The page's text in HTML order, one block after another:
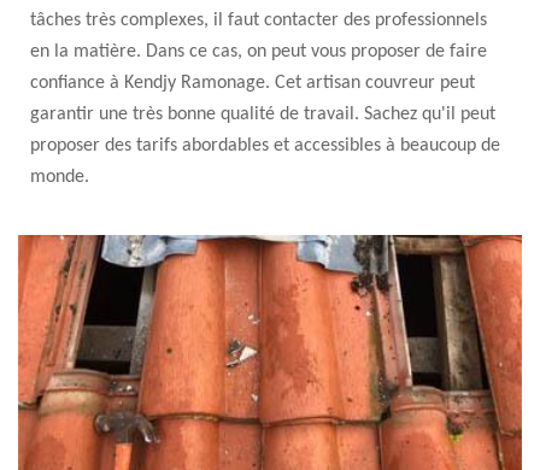
tâches très complexes, il faut contacter des professionnels
en la matière. Dans ce cas, on peut vous proposer de faire
confiance à Kendjy Ramonage. Cet artisan couvreur peut
garantir une très bonne qualité de travail. Sachez qu'il peut
proposer des tarifs abordables et accessibles à beaucoup de
monde.